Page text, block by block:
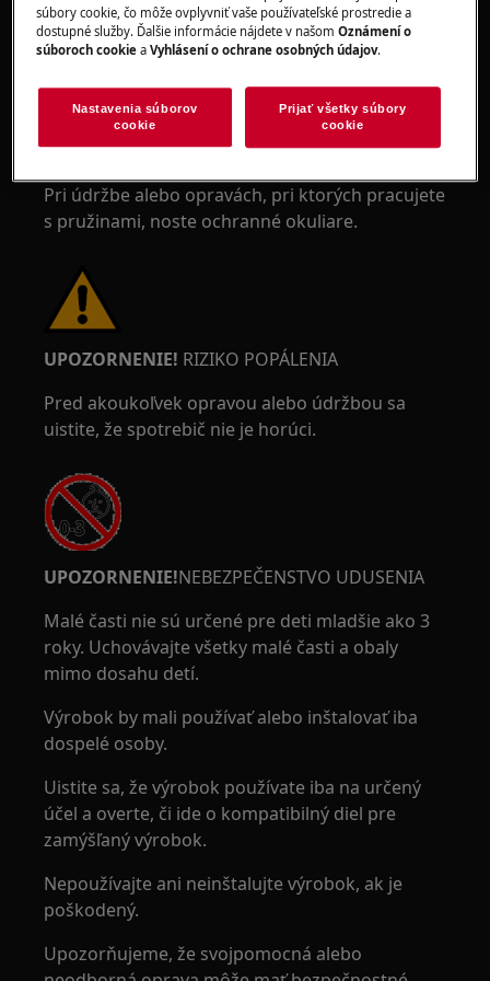
UPOZORNENIE!RIZIKO PORANENIA OČÍ
Pri údržbe alebo opravách, pri ktorých pracujete
s pružinami, noste ochranné okuliare.
UPOZORNENIE! RIZIKO POPÁLENIA
Pred akoukoľvek opravou alebo údržbou sa
uistite, že spotrebič nie je horúci.
UPOZORNENIE!NEBEZPEČENSTVO UDUSENIA
Malé časti nie sú určené pre deti mladšie ako 3
roky. Uchovávajte všetky malé časti a obaly
mimo dosahu detí.
Výrobok by mali používať alebo inštalovať iba
dospelé osoby.
Uistite sa, že výrobok používate iba na určený
účel a overte, či ide o kompatibilný diel pre
zamýšľaný výrobok.
Nepoužívajte ani neinštalujte výrobok, ak je
poškodený.
Upozorňujeme, že svojpomocná alebo
súbory cookie, čo môže ovplyvniť vaše používateľské prostredie a
dostupné služby. Ďalšie informácie nájdete v našomOznámení o
súboroch cookie aVyhlásení o ochrane osobných údajov.
Nastavenia súborov
cookie
Prijať všetky súbory
cookie